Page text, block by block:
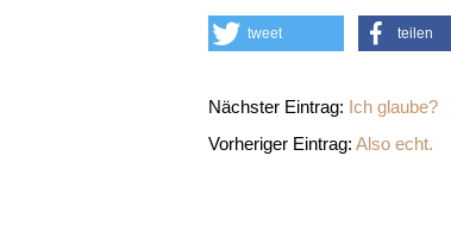
tweet teilen
Nächster Eintrag: Ich glaube?
Vorheriger Eintrag: Also echt.